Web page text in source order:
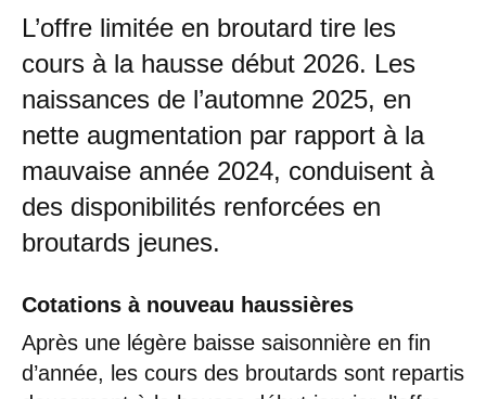
L’offre limitée en broutard tire les
cours à la hausse début 2026. Les
naissances de l’automne 2025, en
nette augmentation par rapport à la
mauvaise année 2024, conduisent à
des disponibilités renforcées en
broutards jeunes.
Cotations à nouveau haussières
Après une légère baisse saisonnière en fin
d’année, les cours des broutards sont repartis